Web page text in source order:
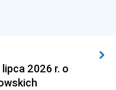
lipca 2026 r. o